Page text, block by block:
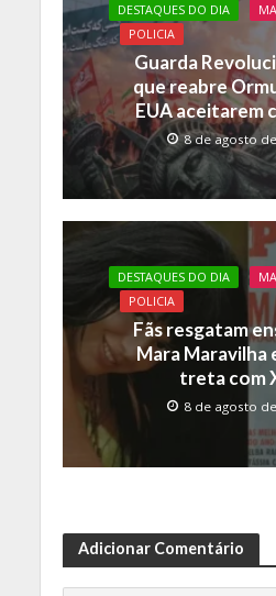
DESTAQUES DO DIA
POLICIA
Guarda
que reabre
EUA aceitarem
8 de agosto
DESTAQUES DO DIA
POLICIA
Fãs resgatam
Mara Maravilha
treta com
8 de agosto
Adicionar Comentário